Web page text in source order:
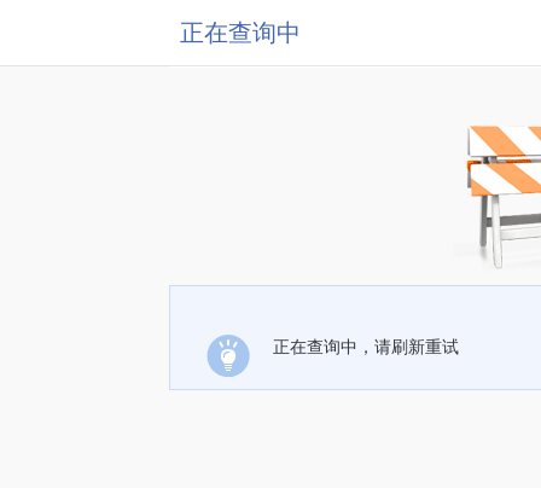
正在查询中
正在查询中，请刷新重试